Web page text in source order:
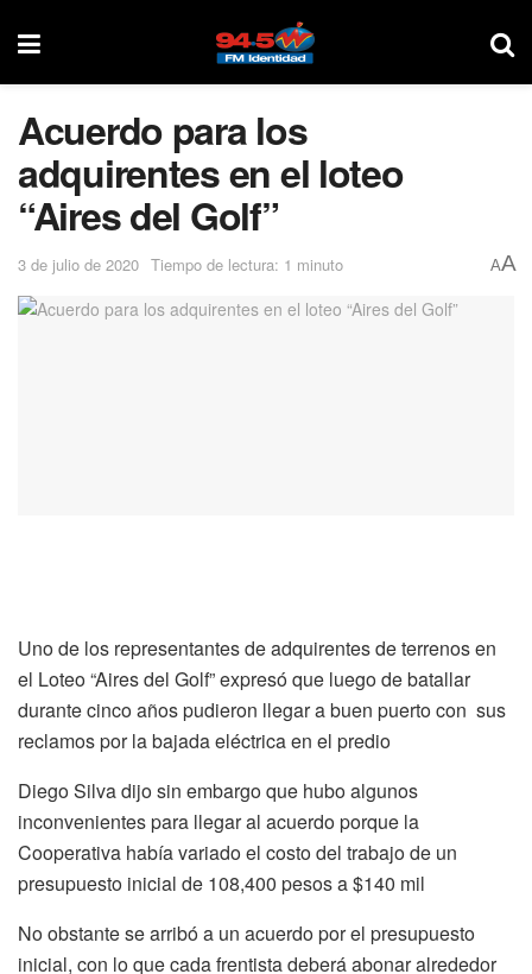
Acuerdo para los
adquirentes en el loteo
“Aires del Golf”
3 de julio de 2020 Tiempo de lectura: 1 minuto AA
Uno de los representantes de adquirentes de terrenos en
el Loteo “Aires del Golf” expresó que luego de batallar
durante cinco años pudieron llegar a buen puerto con sus
reclamos por la bajada eléctrica en el predio
Diego Silva dijo sin embargo que hubo algunos
inconvenientes para llegar al acuerdo porque la
Cooperativa había variado el costo del trabajo de un
presupuesto inicial de 108,400 pesos a $140 mil
No obstante se arribó a un acuerdo por el presupuesto
inicial, con lo que cada frentista deberá abonar alrededor